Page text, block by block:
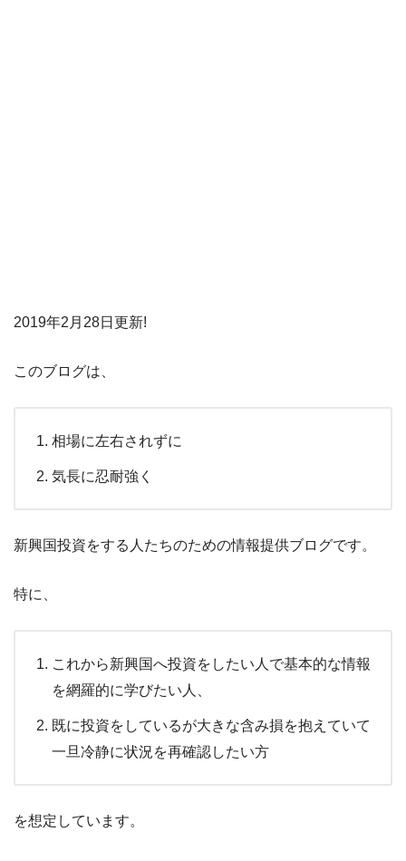
2019年2月28日更新!
このブログは、
相場に左右されずに
気長に忍耐強く
新興国投資をする人たちのための情報提供ブログです。
特に、
これから新興国へ投資をしたい人で基本的な情報
を網羅的に学びたい人、
既に投資をしているが大きな含み損を抱えていて
一旦冷静に状況を再確認したい方
を想定しています。